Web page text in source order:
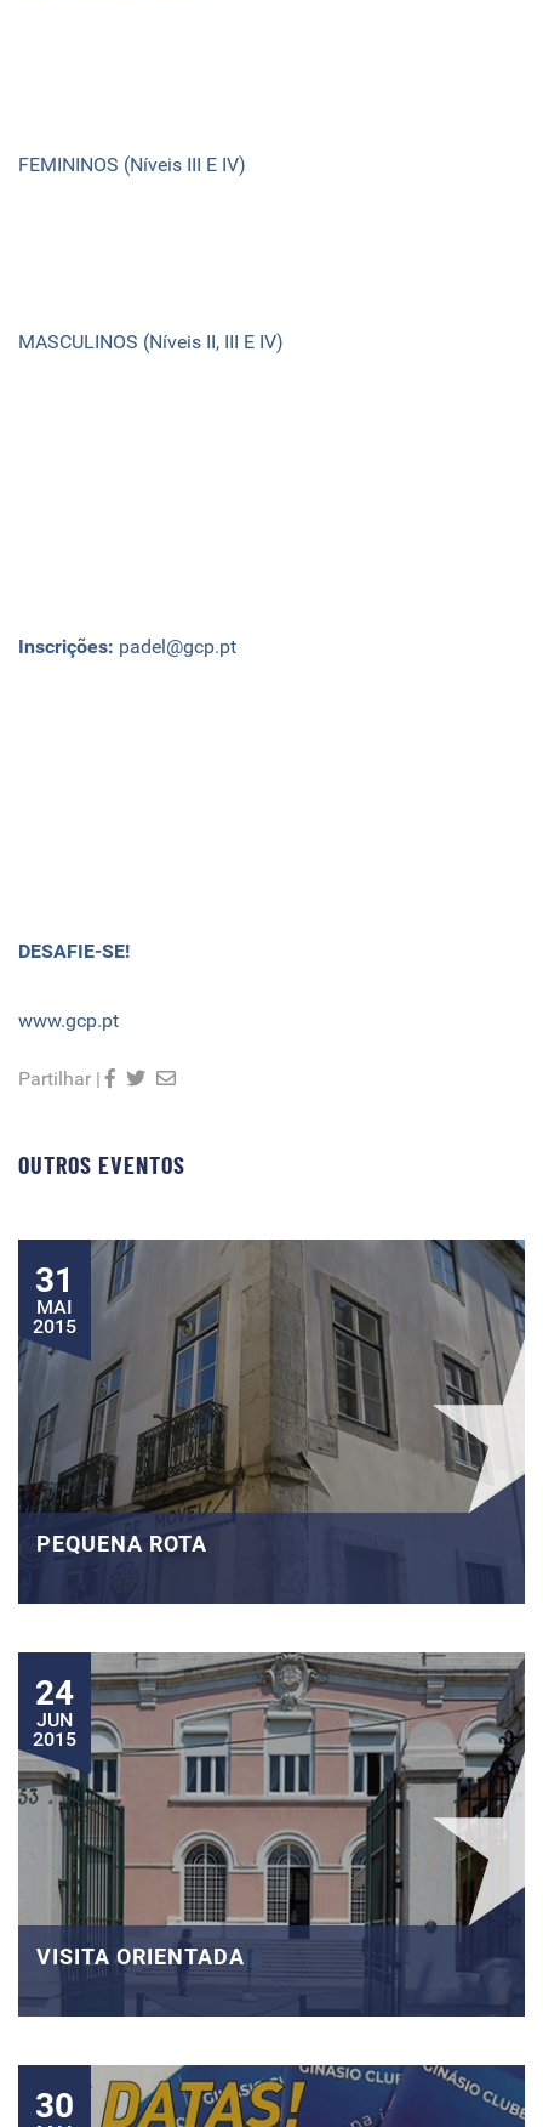
FEMININOS (Níveis III E IV)
MASCULINOS (Níveis II, III E IV)
Inscrições: padel@gcp.pt
DESAFIE-SE!
www.gcp.pt
Partilhar |
OUTROS EVENTOS
31
MAI
2015
PEQUENA ROTA
24
JUN
2015
VISITA ORIENTADA
30